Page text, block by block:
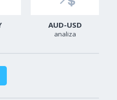
AUD-USD
analiza